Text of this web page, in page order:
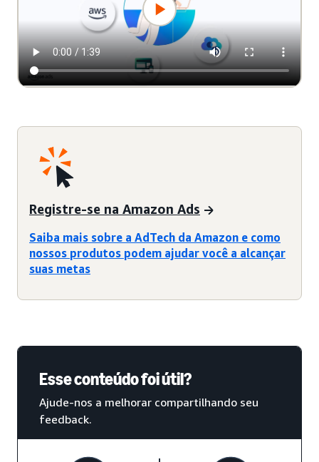
Registre-se na Amazon Ads
Saiba mais sobre a AdTech da Amazon e como
nossos produtos podem ajudar você a alcançar
suas metas
Esse conteúdo foi útil?
Ajude-nos a melhorar compartilhando seu
feedback.